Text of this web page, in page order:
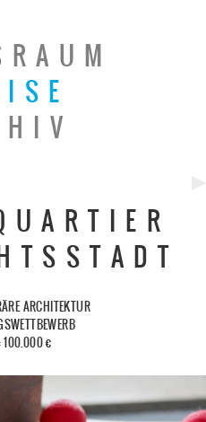
ARCHITEKTUR
100.000 €